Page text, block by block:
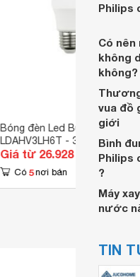
Bóng đèn Led Bulb Panasonic
LDAHV3LH6T - 3W
Giá từ 26.928 đ
Có 5 nơi bán
Philips
Có nên
không
không?
vua đồ
giới
Bình
Philips
?
Máy
nước
TIN